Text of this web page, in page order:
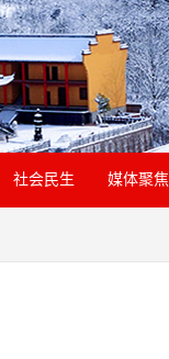
社会民生 媒体聚焦